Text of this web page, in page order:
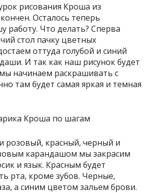
рисования Кроша из
Осталось теперь
работу. Что делать? Сперва
стол пачку цветных
оттуда голубой и синий
И так как наш рисунок будет
начинаем раскрашивать с
там будет самая яркая и темная
розовый, красный, черный и
карандашом мы закрасим
и язык. Красным будет
рта, кроме зубов. Черные,
а синим цветом зальем брови.